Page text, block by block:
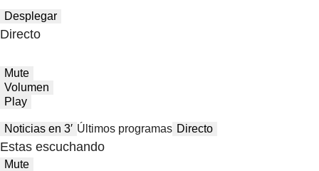
Desplegar
Directo
Mute
Volumen
Play
Noticias en 3′ Últimos programas Directo
Estas escuchando
Mute